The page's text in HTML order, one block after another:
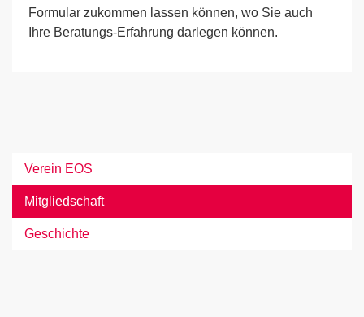
Formular zukommen lassen können, wo Sie auch
Ihre Beratungs-Erfahrung darlegen können.
Verein EOS
Mitgliedschaft
Geschichte